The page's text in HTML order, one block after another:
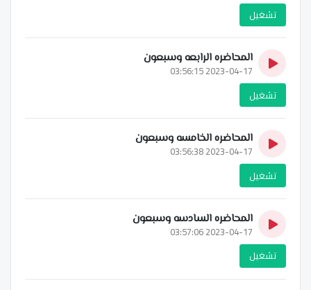
تشغيل
المحاضره الرابعه وسبعون
2023-04-17 03:56:15
تشغيل
المحاضره الخامسه وسبعون
2023-04-17 03:56:38
تشغيل
المحاضره السادسه وسبعون
2023-04-17 03:57:06
تشغيل